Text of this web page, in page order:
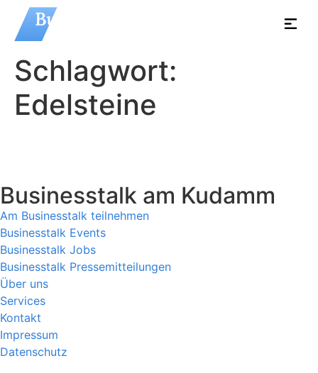
Schlagwort:
Edelsteine
Businesstalk am Kudamm
Am Businesstalk teilnehmen
Businesstalk Events
Businesstalk Jobs
Businesstalk Pressemitteilungen
Über uns
Services
Kontakt
Impressum
Datenschutz